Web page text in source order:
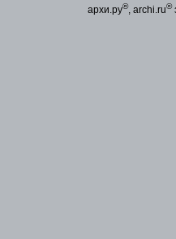
архи.ру®, archi.ru®